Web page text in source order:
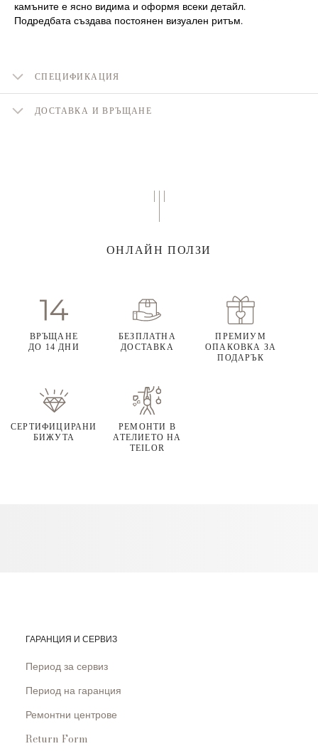
камъните е ясно видима и оформя всеки детайл.
Подредбата създава постоянен визуален ритъм.
СПЕЦИФИКАЦИЯ
ДОСТАВКА И ВРЪЩАНЕ
ОНЛАЙН ПОЛЗИ
ВРЪЩАНЕ
ДО 14 ДНИ
БЕЗПЛАТНА
ДОСТАВКА
ПРЕМИУМ
ОПАКОВКА ЗА
ПОДАРЪК
СЕРТИФИЦИРАНИ
БИЖУТА
РЕМОНТИ В
АТЕЛИЕТО НА
TEILOR
ГАРАНЦИЯ И СЕРВИЗ
Период за сервиз
Период на гаранция
Ремонтни центрове
Return Form